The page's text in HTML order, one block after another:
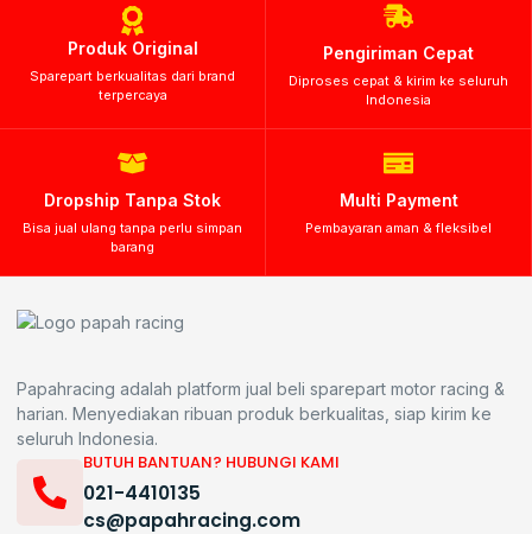
Produk Original
Sparepart berkualitas dari brand
terpercaya
Pengiriman Cepat
Diproses cepat & kirim ke seluruh
Indonesia
Dropship Tanpa Stok
Bisa jual ulang tanpa perlu simpan
barang
Multi Payment
Pembayaran aman & fleksibel
Papahracing adalah platform jual beli sparepart motor racing &
harian. Menyediakan ribuan produk berkualitas, siap kirim ke
seluruh Indonesia.
BUTUH BANTUAN? HUBUNGI KAMI
021-4410135
cs@papahracing.com